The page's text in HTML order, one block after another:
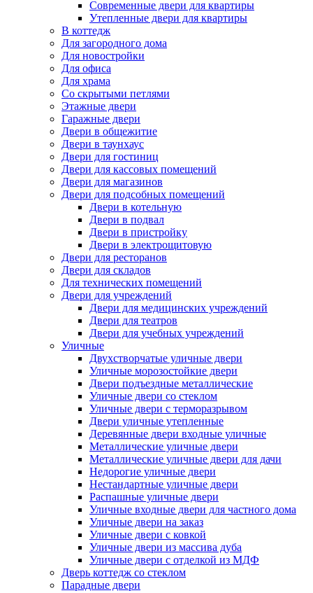
Современные двери для квартиры
Утепленные двери для квартиры
В коттедж
Для загородного дома
Для новостройки
Для офиса
Для храма
Со скрытыми петлями
Этажные двери
Гаражные двери
Двери в общежитие
Двери в таунхаус
Двери для гостиниц
Двери для кассовых помещений
Двери для магазинов
Двери для подсобных помещений
Двери в котельную
Двери в подвал
Двери в пристройку
Двери в электрощитовую
Двери для ресторанов
Двери для складов
Для технических помещений
Двери для учреждений
Двери для медицинских учреждений
Двери для театров
Двери для учебных учреждений
Уличные
Двухстворчатые уличные двери
Уличные морозостойкие двери
Двери подъездные металлические
Уличные двери со стеклом
Уличные двери с терморазрывом
Двери уличные утепленные
Деревянные двери входные уличные
Металлические уличные двери
Металлические уличные двери для дачи
Недорогие уличные двери
Нестандартные уличные двери
Распашные уличные двери
Уличные входные двери для частного дома
Уличные двери на заказ
Уличные двери с ковкой
Уличные двери из массива дуба
Уличные двери с отделкой из МДФ
Дверь коттедж со стеклом
Парадные двери